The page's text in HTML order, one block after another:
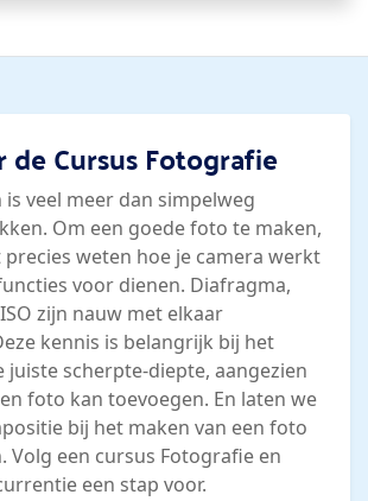
de Cursus Fotografie
veel meer dan simpelweg
Om een goede foto te maken,
weten hoe je camera werkt
voor dienen. Diafragma,
zijn nauw met elkaar
kennis is belangrijk bij het
juiste scherpte-diepte, aangezien
foto kan toevoegen. En laten we
bij het maken van een foto
Volg een cursus Fotografie en
een stap voor.